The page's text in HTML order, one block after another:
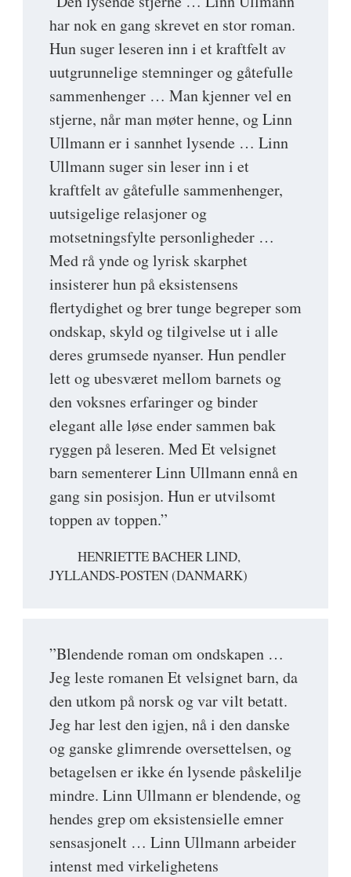
har nok en gang skrevet en stor roman.
Hun suger leseren inn i et kraftfelt av
uutgrunnelige stemninger og gåtefulle
sammenhenger … Man kjenner vel en
stjerne, når man møter henne, og Linn
Ullmann er i sannhet lysende … Linn
Ullmann suger sin leser inn i et
kraftfelt av gåtefulle sammenhenger,
uutsigelige relasjoner og
motsetningsfylte personligheder …
Med rå ynde og lyrisk skarphet
insisterer hun på eksistensens
flertydighet og brer tunge begreper som
ondskap, skyld og tilgivelse ut i alle
deres grumsede nyanser. Hun pendler
lett og ubesværet mellom barnets og
den voksnes erfaringer og binder
elegant alle løse ender sammen bak
ryggen på leseren. Med Et velsignet
barn sementerer Linn Ullmann ennå en
gang sin posisjon. Hun er utvilsomt
toppen av toppen.”
HENRIETTE BACHER LIND,
JYLLANDS-POSTEN (DANMARK)
”Blendende roman om ondskapen …
Jeg leste romanen Et velsignet barn, da
den utkom på norsk og var vilt betatt.
Jeg har lest den igjen, nå i den danske
og ganske glimrende oversettelsen, og
betagelsen er ikke én lysende påskelilje
mindre. Linn Ullmann er blendende, og
hendes grep om eksistensielle emner
sensasjonelt … Linn Ullmann arbeider
intenst med virkelighetens